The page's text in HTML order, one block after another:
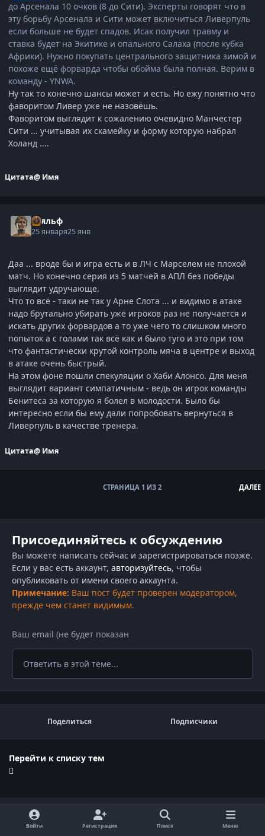
до Арсенала 10 очков (8 до Сити). Эксперты говорят что в
эту борьбу Арсенала и Сити может включиться Ливерпуль
если больше не будет спадов. Исак получил травму и
ставка будет на Экитике и опального Салаха (после кубка
Африки). Нужно покупать центрального защитника зимой и
похоже ещё форварда чтобы обойма была полная. Верим в
команду - YNWA.
Ну так то конечно шансы может и есть. Но ежу понятно что
фаворитом Ливер уже не назовёшь.
Фаворитом выглядит к сожалению очевидно Манчестер
Сити ... учитывая их скамейку и форму которую набрал
Холанд ....
Цитата@ Имя
Тьяльф
25 января25 янв
Даа ... вроде бы и игра есть и в ЛЧ с Марселем не плохой
матч. Но конечно серия из 5 матчей в АПЛ без победы
выглядит удручающе.
Что то всё - таки не так у Арне Слота ... и видимо в атаке
надо брутально убирать уже игроков раз не получается и
искать других форвардов а то уже чего то слишком много
попыток а с голами так всё как и было туго и это при том
что фантастически крутой контроль мяча в центре и выход
в атаке очень быстрый.
На этом фоне пошли спекуляции о Хаби Алонсо. Для меня
выглядит вариант симпатичным - ведь он игрок команды
Бенитеса за которую я болел в молодости. Было бы
интересно если бы ему дали попробовать вернуться в
Ливерпуль в качестве тренера.
Цитата@ Имя
ДАЛЕЕ
СТРАНИЦА 1 ИЗ 2
Присоединяйтесь к обсуждению
Вы можете написать сейчас и зарегистрироваться позже.
Если у вас есть аккаунт, авторизуйтесь, чтобы
опубликовать от имени своего аккаунта.
Примечание: Ваш пост будет проверен модератором,
прежде чем станет видимым.
Ответить в этой теме...
Поделиться Подписчики
Перейти к списку тем
Кто в онлайне ( Посмотреть всех )
Войти Регистрация Поиск Меню